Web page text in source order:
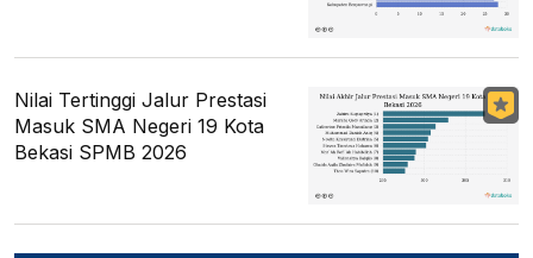
Nilai Tertinggi Jalur Prestasi
Masuk SMA Negeri 19 Kota
Bekasi SPMB 2026